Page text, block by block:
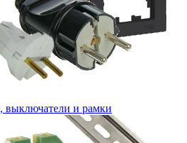
выключатели и рамки